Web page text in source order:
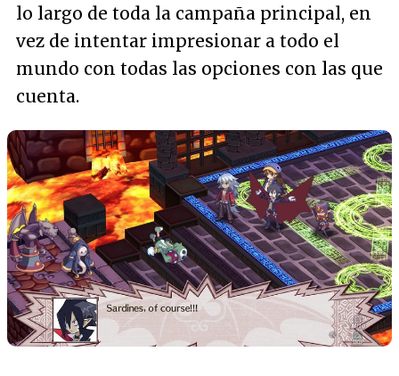
lo largo de toda la campaña principal, en
vez de intentar impresionar a todo el
mundo con todas las opciones con las que
cuenta.